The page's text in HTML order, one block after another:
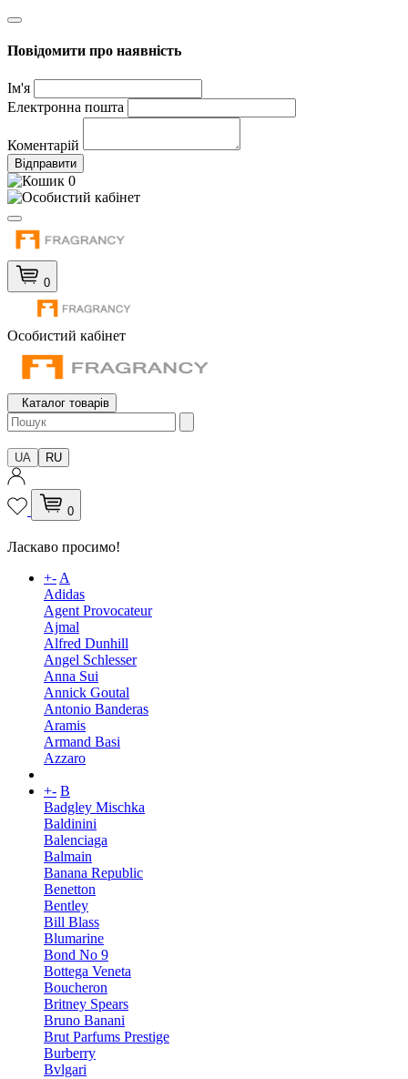
Повідомити про наявність
Ім'я
Електронна пошта
Коментарій
Відправити
0
0
Особистий кабінет
Каталог товарів
UA RU
0
Ласкаво просимо!
+-A
Adidas
Agent Provocateur
Ajmal
Alfred Dunhill
Angel Schlesser
Anna Sui
Annick Goutal
Antonio Banderas
Aramis
Armand Basi
Azzaro
+- B
Badgley Mischka
Baldinini
Balenciaga
Balmain
Banana Republic
Benetton
Bentley
Bill Blass
Blumarine
Bond No 9
Bottega Veneta
Boucheron
Britney Spears
Bruno Banani
Brut Parfums Prestige
Burberry
Bvlgari